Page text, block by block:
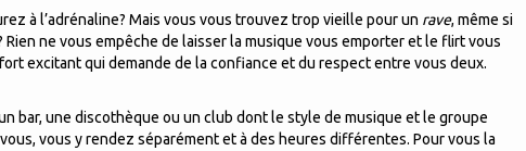
à l’adrénaline? Mais vous vous trouvez trop vieille pour un rave, même si
ne vous empêche de laisser la musique vous emporter et le flirt vous
excitant qui demande de la confiance et du respect entre vous deux.
bar, une discothèque ou un club dont le style de musique et le groupe
vous y rendez séparément et à des heures différentes. Pour vous la